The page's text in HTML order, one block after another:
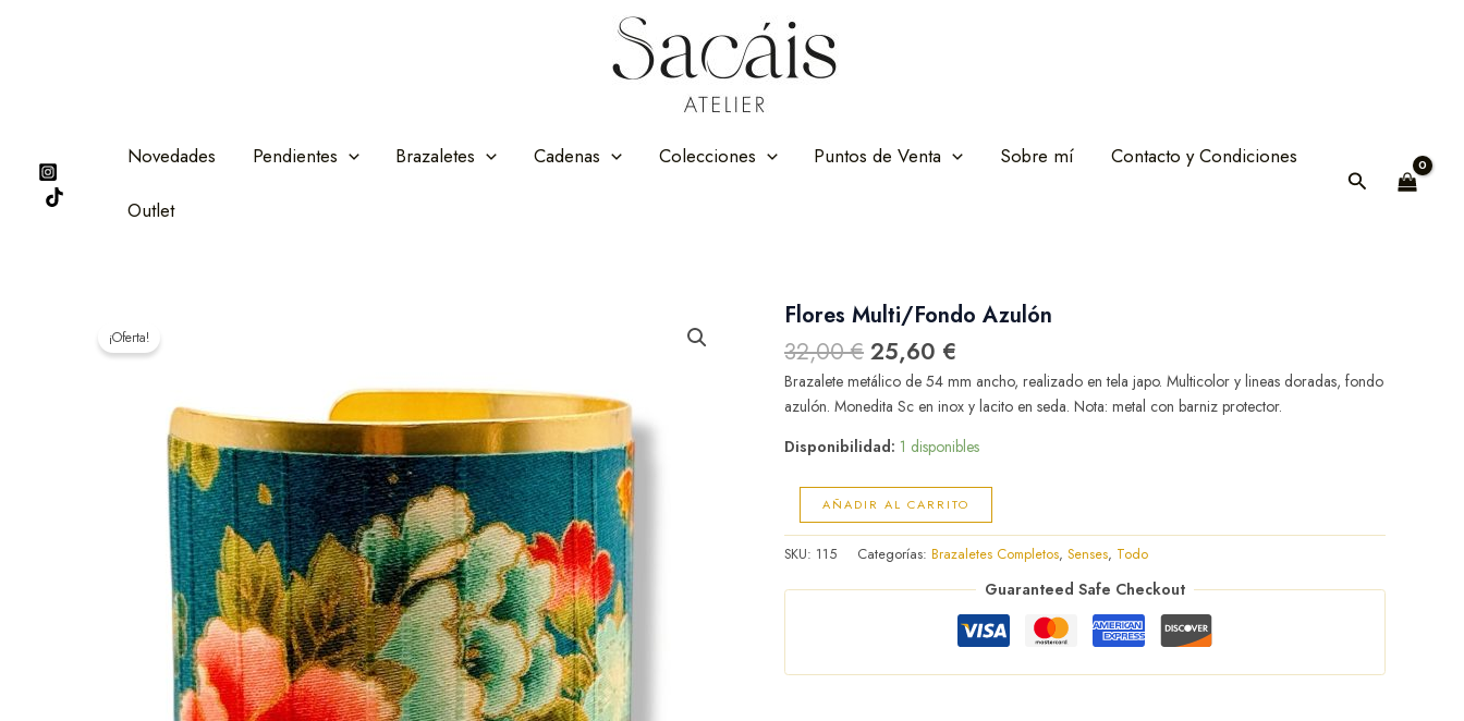
Novedades Pendientes Brazaletes Cadenas Colecciones Puntos de Venta Sobre mí Contacto y Condiciones
Outlet
Buscar
¡Oferta!
Flores Multi/Fondo Azulón
32,00€
El
precio
original
era:
32,00 €.
25,60 €
El
es:
25,60 €.
Brazalete metálico de 54 mm ancho, realizado en tela japo. Multicolor y lineas doradas, fondo
azulón. Monedita Sc en inox y lacito en seda. Nota: metal con barniz protector.
Disponibilidad: 1 disponibles
Flores
Azulón
cantidad
AÑADIR AL CARRITO
SKU: 115 Categorías: Brazaletes Completos, Senses, Todo
Guaranteed Safe Checkout